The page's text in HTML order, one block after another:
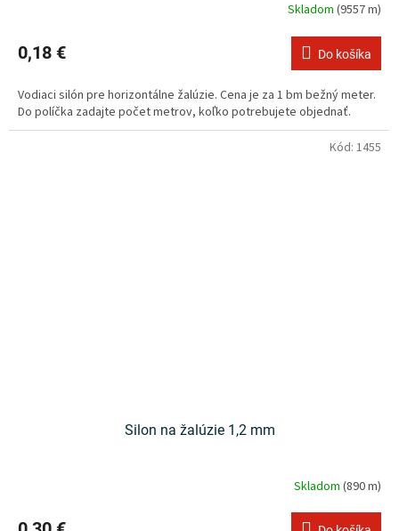
Skladom (9557 m)
0,18 € Do košíka
Vodiaci silón pre horizontálne žalúzie. Cena je za 1 bm bežný meter.
Do políčka zadajte počet metrov, koľko potrebujete objednať.
Silon na žalúzie 1,2 mm
Skladom (890 m)
Kód: 1455